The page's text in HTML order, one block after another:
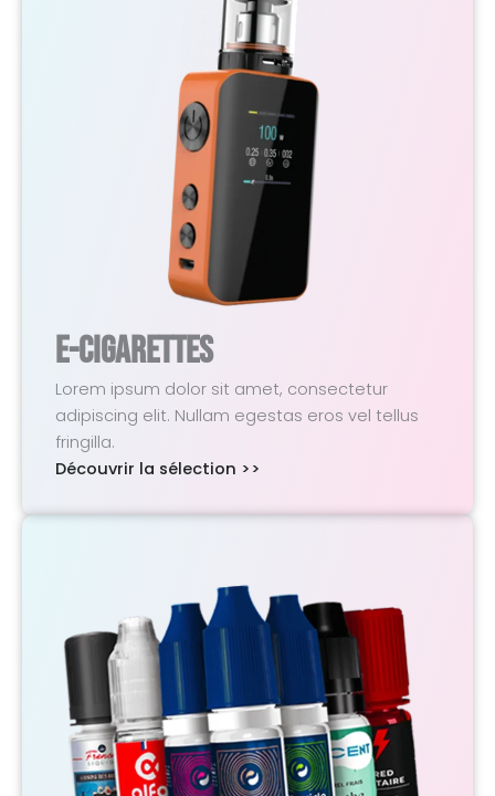
E-Cigarettes
Lorem ipsum dolor sit amet, consectetur
adipiscing elit. Nullam egestas eros vel tellus
fringilla.
Découvrir la sélection >>